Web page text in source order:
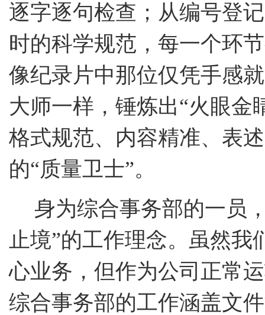
逐字逐句检查 ； 从编号登
时的科学规范，每一个环
像纪录片中那位仅凭手感
大师一样，锤炼出“火眼金
格式规范、内容精准、表
的“质量卫士”。
身为综合事务部的一员
止境”的工作理念。虽然我
心业务，但作为公司正常
综合事务部的工作涵盖文